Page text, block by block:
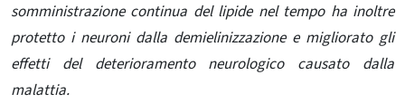
somministrazione continua del lipide nel tempo ha inoltre
protetto i neuroni dalla demielinizzazione e migliorato gli
effetti del deterioramento neurologico causato dalla
malattia.